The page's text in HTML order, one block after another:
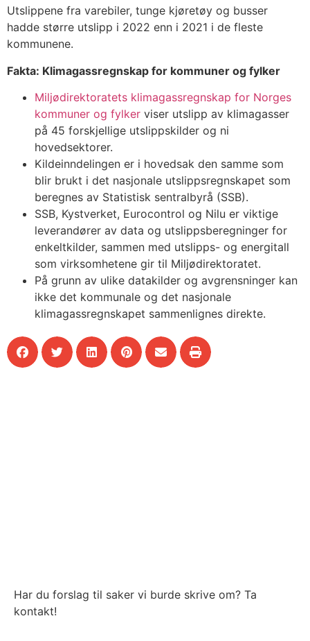
Utslippene fra varebiler, tunge kjøretøy og busser
hadde større utslipp i 2022 enn i 2021 i de fleste
kommunene.
Fakta: Klimagassregnskap for kommuner og fylker
Miljødirektoratets klimagassregnskap for Norges
kommuner og fylker viser utslipp av klimagasser
på 45 forskjellige utslippskilder og ni
hovedsektorer.
Kildeinndelingen er i hovedsak den samme som
blir brukt i det nasjonale utslippsregnskapet som
beregnes av Statistisk sentralbyrå (SSB).
SSB, Kystverket, Eurocontrol og Nilu er viktige
leverandører av data og utslippsberegninger for
enkeltkilder, sammen med utslipps- og energitall
som virksomhetene gir til Miljødirektoratet.
På grunn av ulike datakilder og avgrensninger kan
ikke det kommunale og det nasjonale
klimagassregnskapet sammenlignes direkte.
Har du forslag til saker vi burde skrive om? Ta
kontakt!